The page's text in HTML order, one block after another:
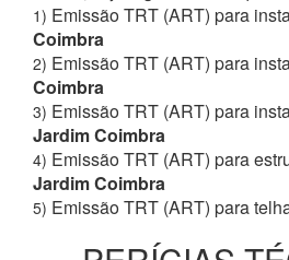
1) Emissão TRT (ART) para
Coimbra
2) Emissão TRT (ART) para
Coimbra
3) Emissão TRT (ART) para
Jardim Coimbra
4) Emissão TRT (ART) para
Jardim Coimbra
5) Emissão TRT (ART) para